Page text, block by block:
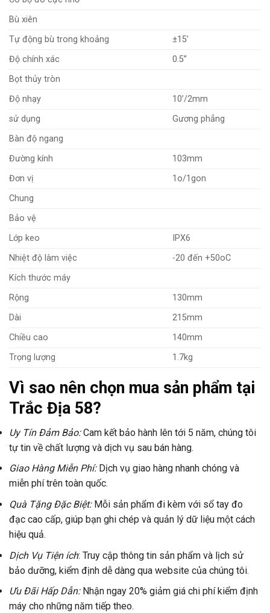
Bù xiên
Tự động bù trong khoảng
±15’
Độ chính xác
0.5”
Bọt thủy tròn
Độ nhạy
10’/2mm
sử dụng
Gương phẳng
Bàn độ ngang
Đường kính
103mm
Đơn vị
1o/1gon
Chung
Bảo vệ
Lớp keo
IPX6
Nhiệt độ làm việc
-20 đến +50oC
Kích thước máy
Rộng
130mm
Dài
215mm
Chiều cao
140mm
Trọng lượng
1.7kg
Vì sao nên chọn mua sản phẩm tại
Trắc Địa 58?
Uy Tín Đảm Bảo:Cam kết bảo hành lên tới 5 năm, chúng tôi
tự tin về chất lượng và dịch vụ sau bán hàng.
Giao Hàng Miễn Phí: Dịch vụ giao hàng nhanh chóng và
miễn phí trên toàn quốc.
Quà Tặng Đặc Biệt:Mỗi sản phẩm đi kèm với sổ tay đo
đạc cao cấp, giúp bạn ghi chép và quản lý dữ liệu một cách
hiệu quả.
Dịch Vụ Tiện ích: Truy cập thông tin sản phẩm và lịch sử
bảo dưỡng, kiểm định dễ dàng qua website của chúng tôi.
Ưu Đãi Hấp Dẫn:Nhận ngay 20% giảm giá chi phí kiểm định
máy cho những năm tiếp theo.